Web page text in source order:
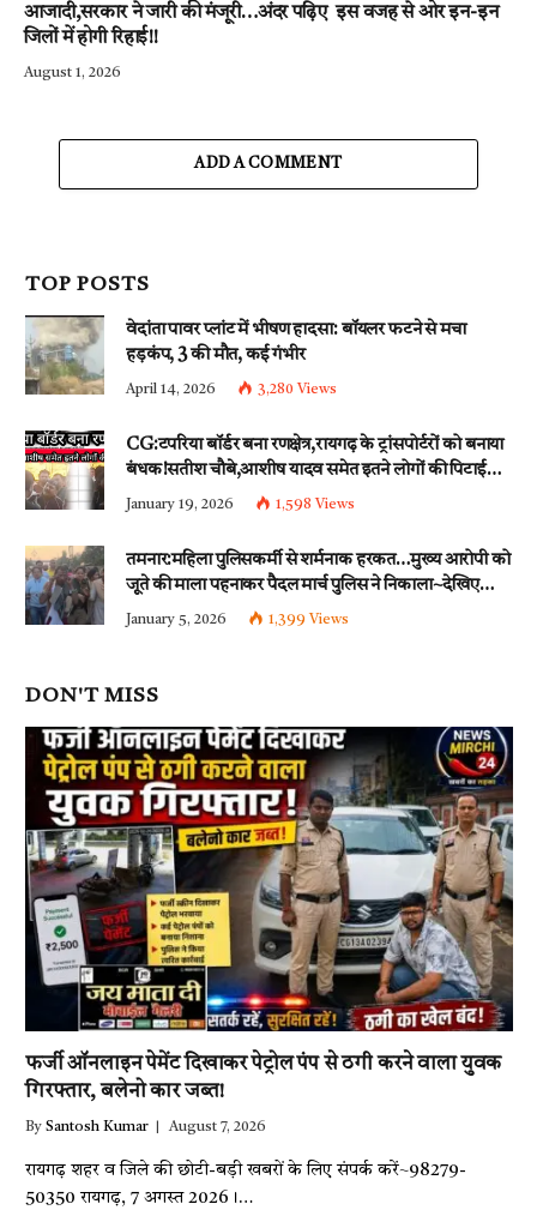
आजादी,सरकार ने जारी की मंजूरी…अंदर पढ़िए इस वजह से ओर इन-इन
जिलों में होगी रिहाई!!
August 1, 2026
ADD A COMMENT
TOP POSTS
वेदांता पावर प्लांट में भीषण हादसा: बॉयलर फटने से मचा
हड़कंप, 3 की मौत, कई गंभीर
April 14, 2026 3,280 Views
CG:टपरिया बॉर्डर बना रणक्षेत्र,रायगढ़ के ट्रांसपोर्टरों को बनाया
बंधक!सतीश चौबे,आशीष यादव समेत इतने लोगों की पिटाई…
इन धाराओं के तहत्~बंटी समेत इतने लोगों पर हुई नामजद
January 19, 2026 1,598 Views
तमनार:महिला पुलिसकर्मी से शर्मनाक हरकत…मुख्य आरोपी को
जूते की माला पहनाकर पैदल मार्च पुलिस ने निकाला~देखिए
वीडियो
January 5, 2026 1,399 Views
DON'T MISS
फर्जी ऑनलाइन पेमेंट दिखाकर पेट्रोल पंप से ठगी करने वाला युवक
गिरफ्तार, बलेनो कार जब्त!
By Santosh Kumar August 7, 2026
रायगढ़ शहर व जिले की छोटी-बड़ी खबरों के लिए संपर्क करें~98279-
50350 रायगढ़, 7 अगस्त 2026।…